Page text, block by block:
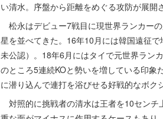
い清水。序盤から距離をめぐる攻防が展開
松永はデビュー7戦目に現世界ランカー
星を並べてきた。16年10月には韓国遠征
未公認）。18年6月にはタイで元世界ラン
のところ5連続KOと勢いを増している印
に潜り込んで連打を浴びせる好戦的なボク
対照的に挑戦者の清水は王者を10センチ